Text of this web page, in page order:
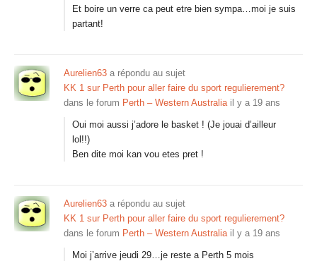
Et boire un verre ca peut etre bien sympa…moi je suis
partant!
Aurelien63 a répondu au sujet
KK 1 sur Perth pour aller faire du sport regulierement?
dans le forum Perth – Western Australia il y a 19 ans
Oui moi aussi j’adore le basket ! (Je jouai d’ailleur
lol!!)
Ben dite moi kan vou etes pret !
Aurelien63 a répondu au sujet
KK 1 sur Perth pour aller faire du sport regulierement?
dans le forum Perth – Western Australia il y a 19 ans
Moi j’arrive jeudi 29…je reste a Perth 5 mois